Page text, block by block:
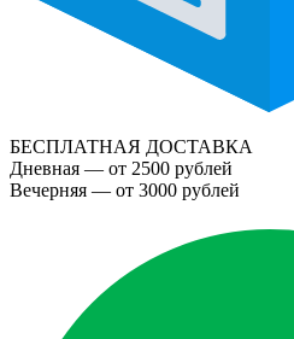
БЕСПЛАТНАЯ ДОСТАВКА
Дневная — от 2500 рублей
Вечерняя — от 3000 рублей